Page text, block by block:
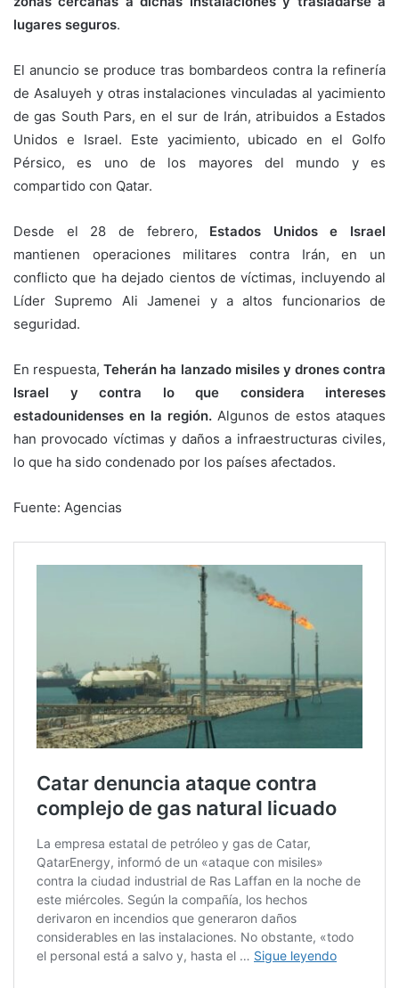
lugares seguros.
El anuncio se produce tras bombardeos contra la refinería
de Asaluyeh y otras instalaciones vinculadas al yacimiento
de gas South Pars, en el sur de Irán, atribuidos a Estados
Unidos e Israel. Este yacimiento, ubicado en el Golfo
Pérsico, es uno de los mayores del mundo y es
compartido con Qatar.
Desde el 28 de febrero, Estados Unidos e Israel
mantienen operaciones militares contra Irán, en un
conflicto que ha dejado cientos de víctimas, incluyendo al
Líder Supremo Ali Jamenei y a altos funcionarios de
seguridad.
En respuesta,Teherán ha lanzado misiles y drones contra
Israel y contra lo que considera intereses
estadounidenses en la región. Algunos de estos ataques
han provocado víctimas y daños a infraestructuras civiles,
lo que ha sido condenado por los países afectados.
Fuente: Agencias